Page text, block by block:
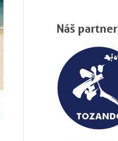
Náš partner